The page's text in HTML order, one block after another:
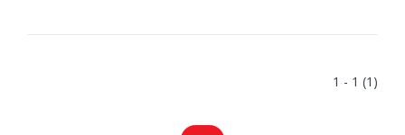
1 - 1 (1)